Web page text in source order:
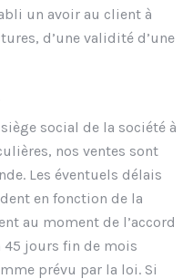
un avoir au client à
d’une validité d’une
social de la société à
nos ventes sont
Les éventuels délais
en fonction de la
au moment de l’accord
45 jours fin de mois
prévu par la loi. Si